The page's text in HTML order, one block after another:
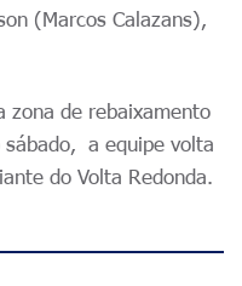
(Marcos Calazans),
zona de rebaixamento
sábado, a equipe volta
do Volta Redonda.